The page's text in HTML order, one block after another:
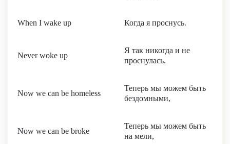
When I wake up Когда я проснусь.
Never woke up
Я так никогда и не
проснулась.
Now we can be homeless
Теперь мы можем быть
бездомными,
Now we can be broke
Теперь мы можем быть
на мели,